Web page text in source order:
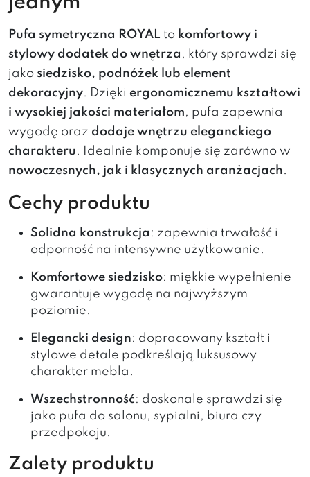
Pufa symetryczna ROYAL to komfortowy i
stylowy dodatek do wnętrza , który sprawdzi się
jako siedzisko, podnóżek lub element
dekoracyjny. Dzięki ergonomicznemu kształtowi
i wysokiej jakości materiałom, pufa zapewnia
wygodę oraz dodaje wnętrzu eleganckiego
charakteru. Idealnie komponuje się zarówno w
nowoczesnych, jak i klasycznych aranżacjach.
Cechy produktu
Solidna konstrukcja : zapewnia trwałość i
odporność na intensywne użytkowanie.
Komfortowe siedzisko: miękkie wypełnienie
gwarantuje wygodę na najwyższym
poziomie.
Elegancki design: dopracowany kształt i
stylowe detale podkreślają luksusowy
charakter mebla.
Wszechstronność: doskonale sprawdzi się
jako pufa do salonu, sypialni, biura czy
przedpokoju.
Zalety produktu